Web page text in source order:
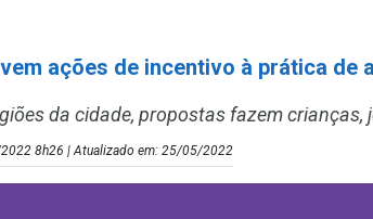
ações de incentivo à prática
da cidade, propostas fazem
8h26 | Atualizado em: 25/05/2022